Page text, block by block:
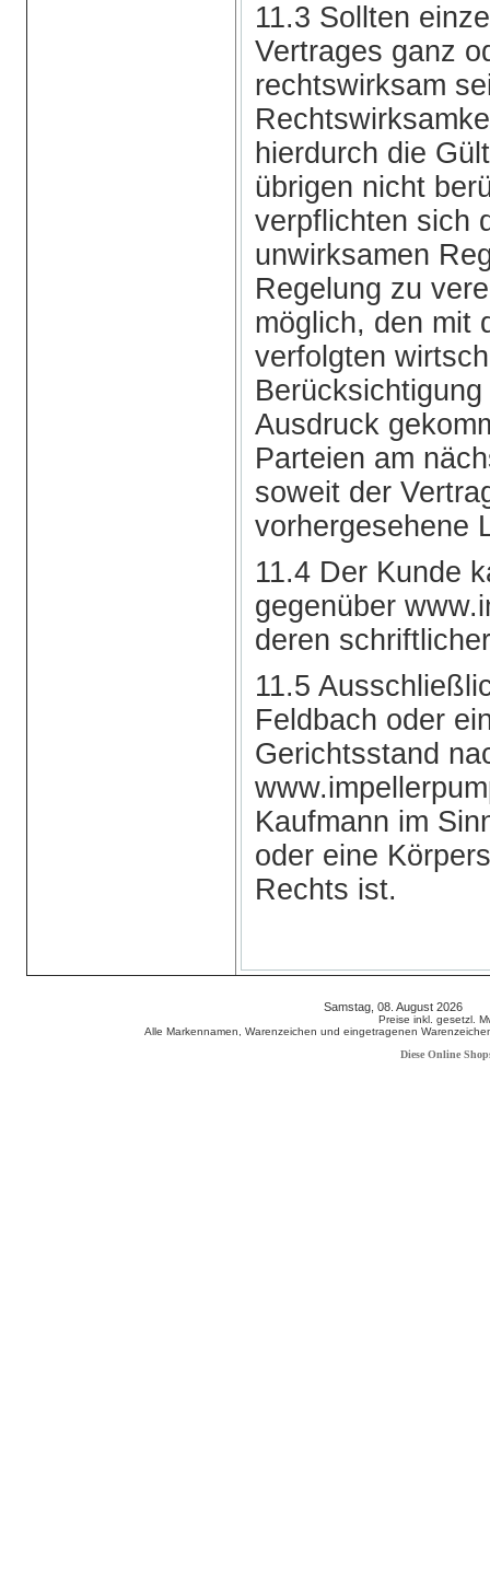
11.3 Sollten
Vertrages ganz
rechtswirksam
hierdurch die
übrigen nicht
verpflichten sich
unwirksamen
Regelung zu
möglich, den mit
verfolgten
Ausdruck
Parteien am
soweit der
vorhergesehene
11.4 Der Kunde
gegenüber
deren
11.5
Feldbach oder
Gerichtsstand
Kaufmann im
oder eine
Rechts ist.
Samstag, 08. August 2026
Preise inkl. gesetzl.
Alle Markennamen, Warenzeichen und eingetragenen
Diese Online